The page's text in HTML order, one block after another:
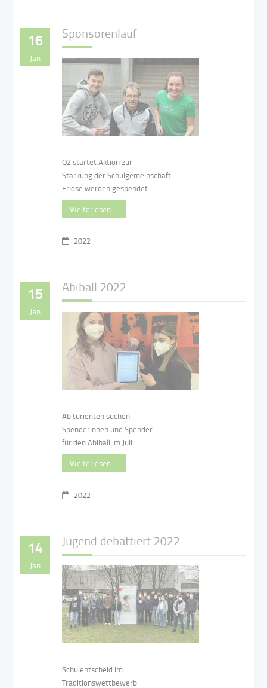
16
Jan
Sponsorenlauf
Q2 startet Aktion zur
Stärkung der Schulgemeinschaft
Erlöse werden gespendet
Weiterlesen …
2022
15
Jan
Abiball 2022
Abiturienten suchen
Spenderinnen und Spender
für den Abiball im Juli
Weiterlesen …
2022
14
Jan
Jugend debattiert 2022
Schulentscheid im
Traditionswettbewerb